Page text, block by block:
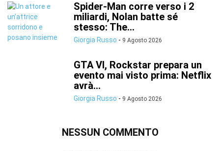
Spider-Man corre verso i 2
miliardi, Nolan batte sé
stesso: The...
Giorgia Russo - 9 Agosto 2026
GTA VI, Rockstar prepara un
evento mai visto prima: Netflix
avrà...
Giorgia Russo - 9 Agosto 2026
NESSUN COMMENTO